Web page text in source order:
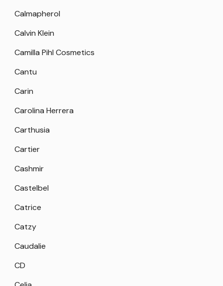
Calmapherol
Calvin Klein
Camilla Pihl Cosmetics
Cantu
Carin
Carolina Herrera
Carthusia
Cartier
Cashmir
Castelbel
Catrice
Catzy
Caudalie
CD